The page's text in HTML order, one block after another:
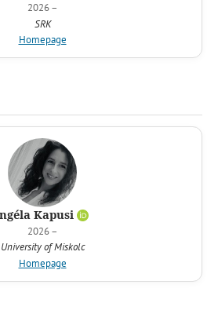
2026 –
SRK
Homepage
Kapusi
2026 –
University of Miskolc
Homepage